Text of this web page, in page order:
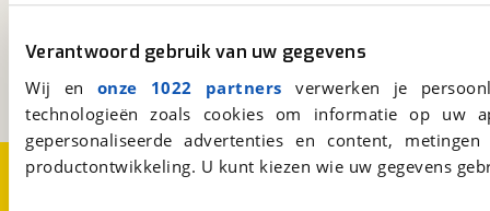
Verantwoord gebruik van uw gegevens
Wij en onze 1022 partners verwerken je
technologieën zoals cookies om informatie op
gepersonaliseerde advertenties en content,
productontwikkeling. U kunt kiezen wie uw gegevens
3981 AJ Bunnik
BOVAG
Over viaBOVAG.nlDisclaimer- en Privacyverklaring